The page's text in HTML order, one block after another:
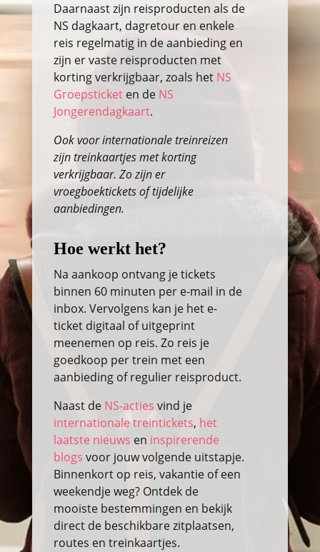
Daarnaast zijn reisproducten als de
NS dagkaart, dagretour en enkele
reis regelmatig in de aanbieding en
zijn er vaste reisproducten met
korting verkrijgbaar, zoals het NS
Groepsticketen de NS
Jongerendagkaart.
Ook voor internationale treinreizen
zijn treinkaartjes met korting
verkrijgbaar. Zo zijn er
vroegboektickets of tijdelijke
aanbiedingen.
Hoe werkt het?
Na aankoop ontvang je tickets
binnen 60 minuten per e-mail in de
inbox. Vervolgens kan je het e-
ticket digitaal of uitgeprint
meenemen op reis. Zo reis je
goedkoop per trein met een
aanbieding of regulier reisproduct.
Naast de NS-acties vind je
internationale treintickets, het
laatste nieuws en inspirerende
blogs voor jouw volgende uitstapje.
Binnenkort op reis, vakantie of een
weekendje weg? Ontdek de
mooiste bestemmingen en bekijk
direct de beschikbare zitplaatsen,
routes en treinkaartjes.